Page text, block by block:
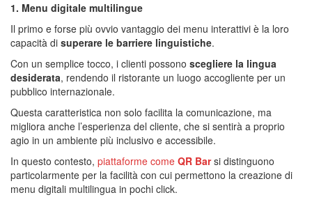
1. Menu digitale multilingue
Il primo e forse più ovvio vantaggio dei menu interattivi è la loro
capacità di superare le barriere linguistiche.
Con un semplice tocco, i clienti possono scegliere la lingua
desiderata, rendendo il ristorante un luogo accogliente per un
pubblico internazionale.
Questa caratteristica non solo facilita la comunicazione, ma
migliora anche l’esperienza del cliente, che si sentirà a proprio
agio in un ambiente più inclusivo e accessibile.
In questo contesto, piattaforme come QR Barsi distinguono
particolarmente per la facilità con cui permettono la creazione di
menu digitali multilingua in pochi click.